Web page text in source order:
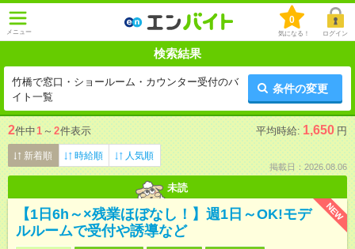
メニュー
0
気になる！ ログイン
検索結果
竹橋で窓口・ショールーム・カウンター受付のバ
イト一覧
条件の変更
2件中1 ～ 2件表示 平均時給: 1,650 円
新着順 時給順 人気順
掲載日：2026.08.06
未読
NEW
【1日6h～×残業ほぼなし！】週1日～OK!モデ
ルルームで受付や誘導など